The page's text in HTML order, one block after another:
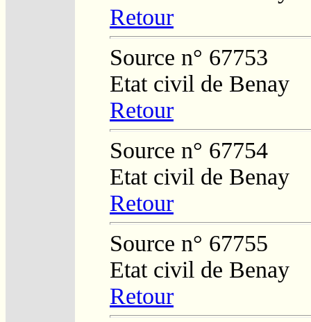
Retour
Source n° 67753
Etat civil de Benay
Retour
Source n° 67754
Etat civil de Benay
Retour
Source n° 67755
Etat civil de Benay
Retour